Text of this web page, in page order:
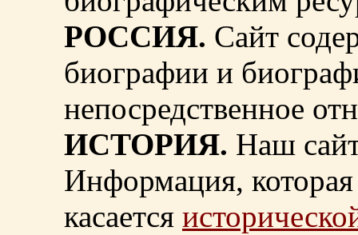
РОССИЯ. Сайт
биографии и
непосредственное
ИСТОРИЯ. Наш
Информация, которая
касается